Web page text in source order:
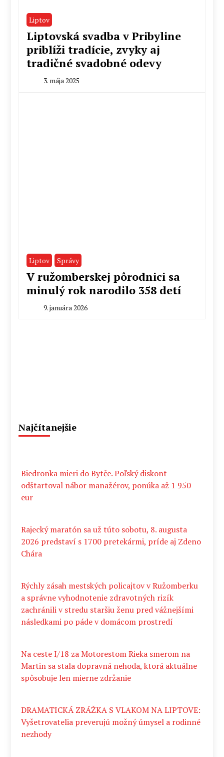
Liptov
Liptovská svadba v Pribyline
priblíži tradície, zvyky aj
tradičné svadobné odevy
3. mája 2025
Liptov Správy
V ružomberskej pôrodnici sa
minulý rok narodilo 358 detí
9. januára 2026
Najčítanejšie
Biedronka mieri do Bytče. Poľský diskont
odštartoval nábor manažérov, ponúka až 1 950
eur
Rajecký maratón sa už túto sobotu, 8. augusta
2026 predstaví s 1700 pretekármi, príde aj Zdeno
Chára
Rýchly zásah mestských policajtov v Ružomberku
a správne vyhodnotenie zdravotných rizík
zachránili v stredu staršiu ženu pred vážnejšími
následkami po páde v domácom prostredí
Na ceste I/18 za Motorestom Rieka smerom na
Martin sa stala dopravná nehoda, ktorá aktuálne
spôsobuje len mierne zdržanie
DRAMATICKÁ ZRÁŽKA S VLAKOM NA LIPTOVE:
Vyšetrovatelia preverujú možný úmysel a rodinné
nezhody